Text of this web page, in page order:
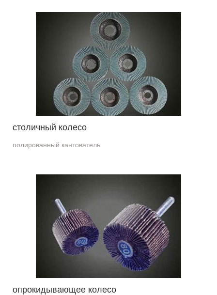
столичный колесо
полированный кантователь
опрокидывающее колесо